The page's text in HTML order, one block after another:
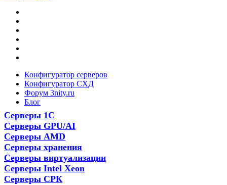
Конфигуратор серверов
Конфигуратор СХД
Форум 3nity.ru
Блог
Серверы 1С
Серверы GPU/AI
Серверы AMD
Серверы хранения
Серверы виртуализации
Серверы Intel Xeon
Серверы СРК